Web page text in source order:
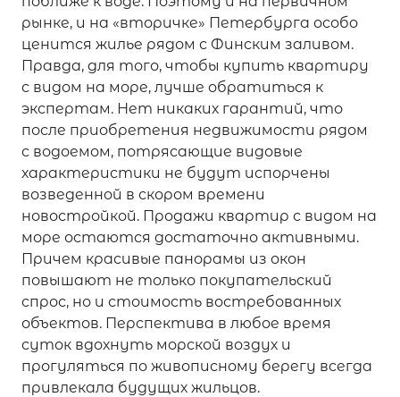
рынке, и на «вторичке» Петербурга особо
ценится жилье рядом с Финским заливом.
Правда, для того, чтобы купить квартиру
с видом на море, лучше обратиться к
экспертам. Нет никаких гарантий, что
после приобретения недвижимости рядом
с водоемом, потрясающие видовые
характеристики не будут испорчены
возведенной в скором времени
новостройкой. Продажи квартир с видом на
море остаются достаточно активными.
Причем красивые панорамы из окон
повышают не только покупательский
спрос, но и стоимость востребованных
объектов. Перспектива в любое время
суток вдохнуть морской воздух и
прогуляться по живописному берегу всегда
привлекала будущих жильцов.